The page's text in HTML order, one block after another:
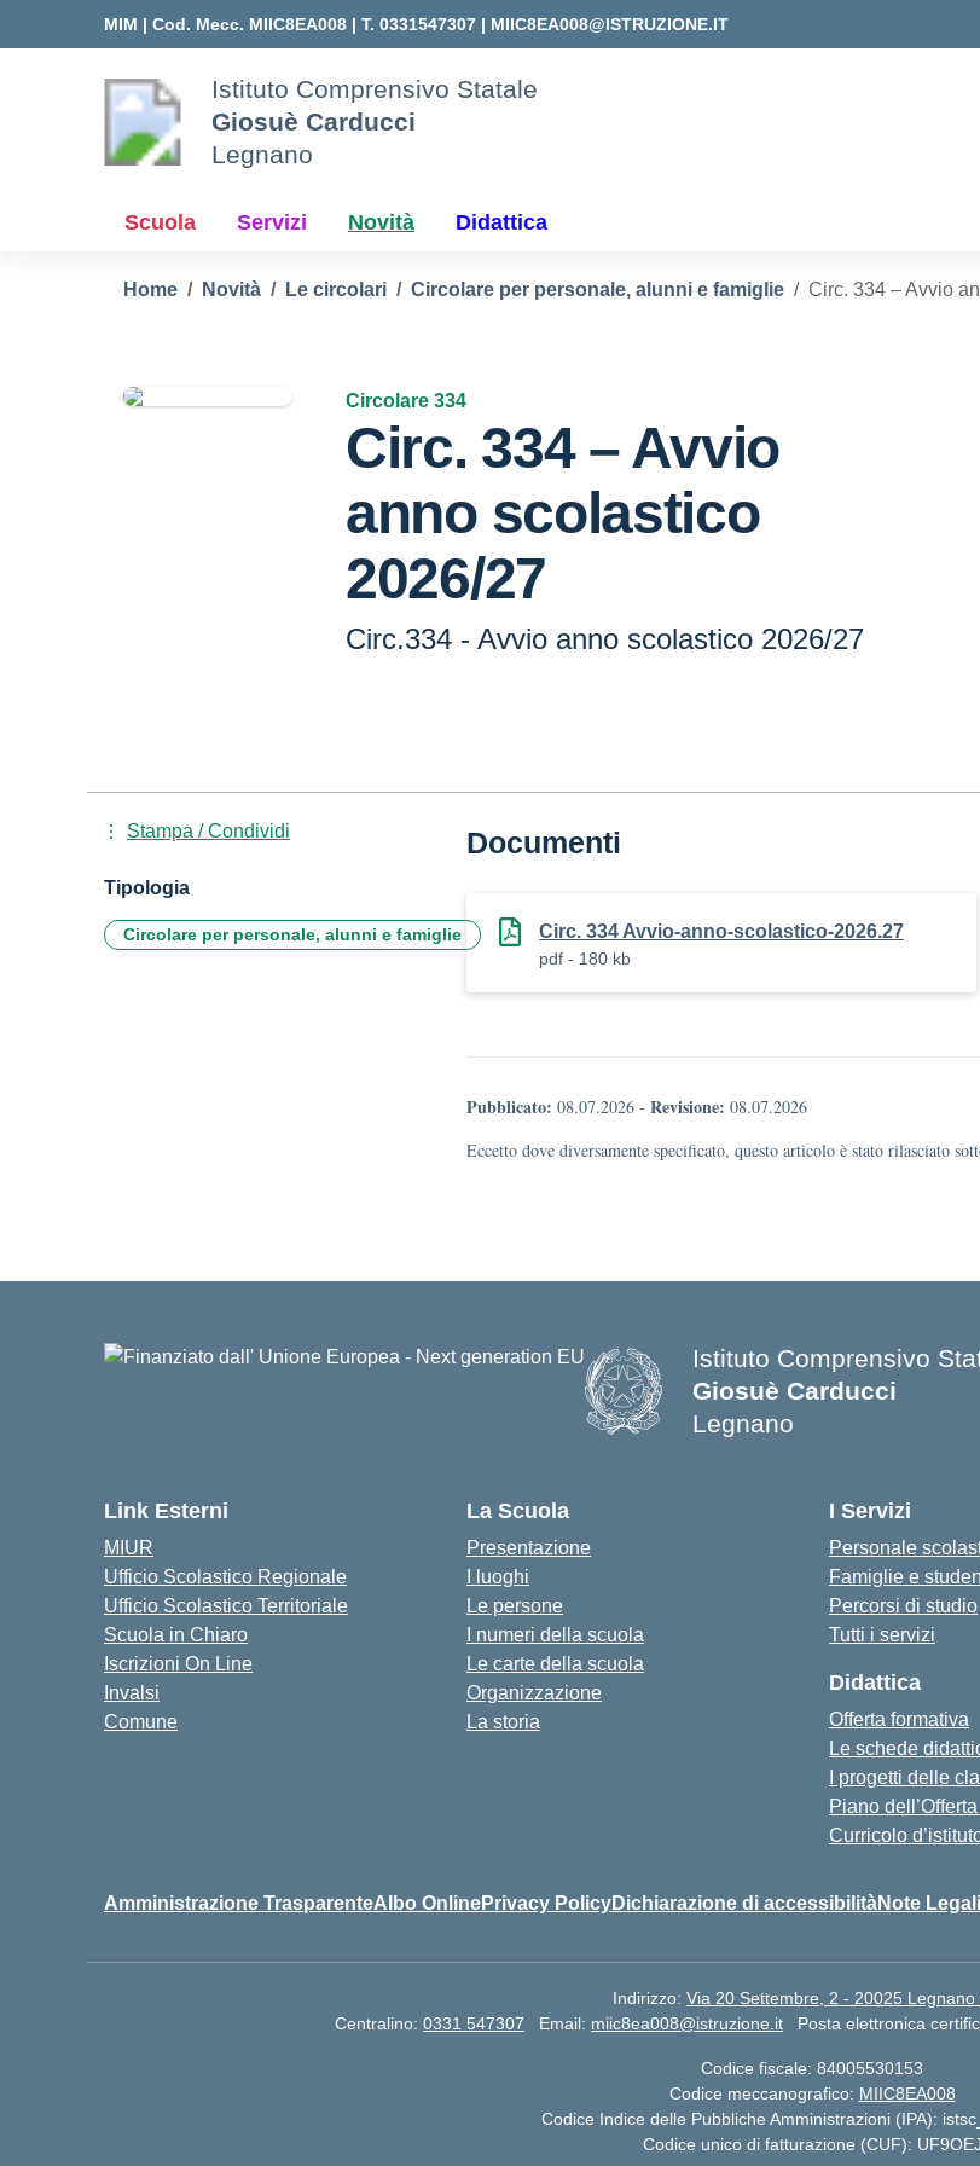
MIM | Cod. Mecc. MIIC8EA008 | T. 0331547307 | MIIC8EA008@ISTRUZIONE.IT
Istituto Comprensivo Statale
Giosuè Carducci
Legnano
Scuola Servizi Novità Didattica
Home Novità Le circolari Circolare per personale, alunni e famiglie Circ. 334 – Avvio
Circolare 334
Circ. 334 – Avvio
anno scolastico
2026/27
Circ.334 - Avvio anno scolastico 2026/27
Documenti
Circ. 334 Avvio-anno-scolastico-2026.27
pdf - 180 kb
Pubblicato: 08.07.2026 - Revisione: 08.07.2026
Eccetto dove diversamente specificato, questo articolo è stato rilasciato
Stampa / Condividi
Tipologia
Circolare per personale, alunni e famiglie
Istituto Comprensivo
Giosuè Carducci
Legnano
Link Esterni
MIUR
Ufficio Scolastico Regionale
Ufficio Scolastico Territoriale
Scuola in Chiaro
Iscrizioni On Line
Invalsi
Comune
La Scuola
Presentazione
I luoghi
Le persone
I numeri della scuola
Le carte della scuola
Organizzazione
La storia
I Servizi
Personale
Famiglie e
Percorsi di studio
Tutti i servizi
Didattica
Offerta formativa
Le schede
I progetti delle
Piano
Curricolo
Amministrazione TrasparenteAlbo OnlinePrivacy PolicyDichiarazione di accessibilitàNote Legali
Indirizzo: Via 20 Settembre, 2 - 20025 Legnano
Centralino: 0331 547307 Email: miic8ea008@istruzione.it Posta elettronica
Codice fiscale: 84005530153
Codice meccanografico: MIIC8EA008
Codice Indice delle Pubbliche Amministrazioni (IPA):
Codice unico di fatturazione (CUF): UF9OEJ